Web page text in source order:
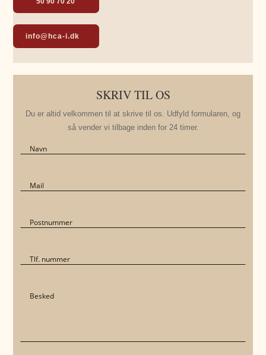
info@hca-i.dk
SKRIV TIL OS
Du er altid velkommen til at skrive til os. Udfyld formularen, og
så vender vi tilbage inden for 24 timer.